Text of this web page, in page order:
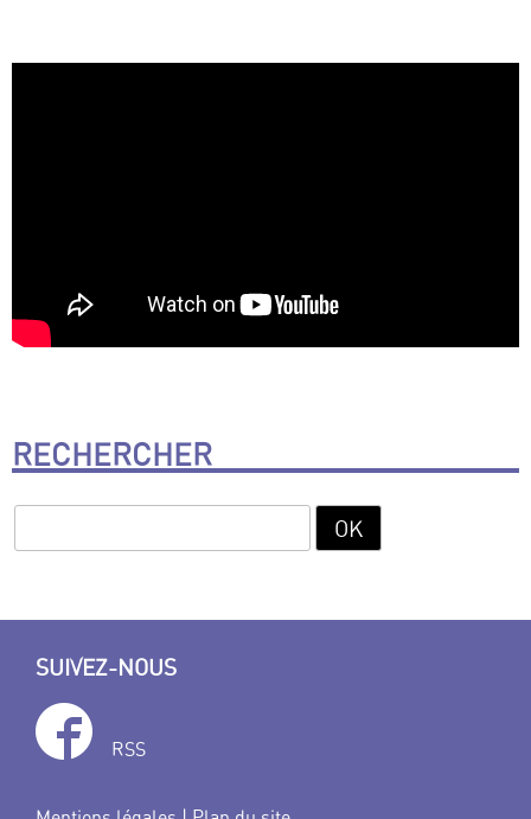
RECHERCHER
SUIVEZ-NOUS
RSS